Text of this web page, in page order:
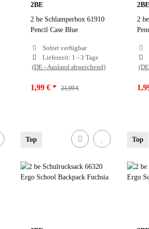
2BE
2 be Schlamperbox 61910
Pencil Case Blue
Sofort verfügbar
Lieferzeit: 1 - 3 Tage
(DE - Ausland abweichend)
1,99 € * 21,99 €
Fuchsia Black
2BE
2
Top Top